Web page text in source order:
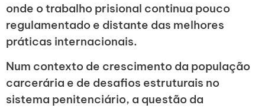
onde o trabalho prisional continua pouco
regulamentado e distante das melhores
práticas internacionais.
Num contexto de crescimento da população
carcerária e de desafios estruturais no
sistema penitenciário, a questão da